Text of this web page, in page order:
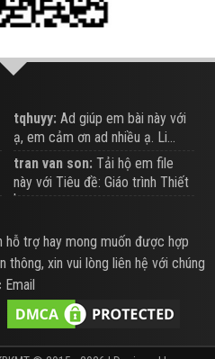
tqhuyy: Ad giúp em bài này với
ạ, em cảm ơn ad nhiều ạ. Li...
tran van son: Tải hộ em file
này với Tiêu đề: Giáo trình Thiết
b...
trợ hay mong muốn được hợp
xin vui lòng liên hệ với chúng
Email